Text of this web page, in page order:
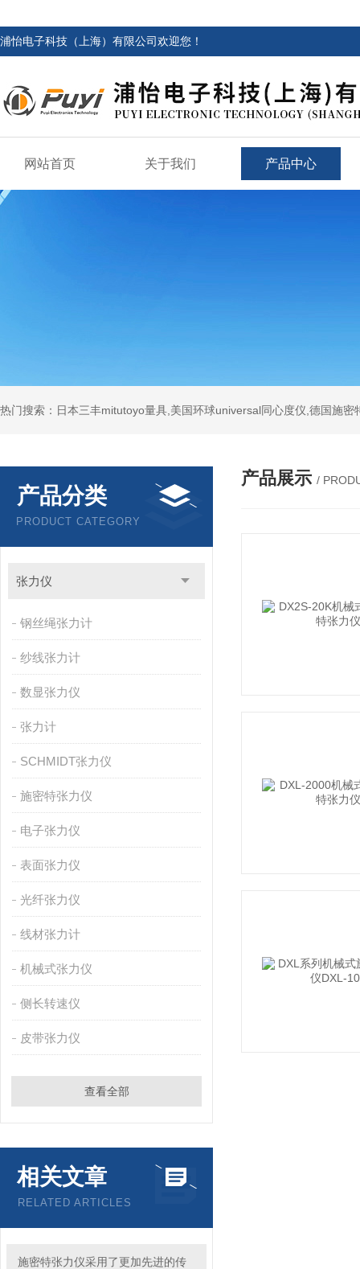
浦怡电子科技（上海）有限公司欢迎您！
网站首页 关于我们 产品中心
产品分类
PRODUCT CATEGORY
张力仪
钢丝绳张力计
纱线张力计
数显张力仪
张力计
SCHMIDT张力仪
施密特张力仪
电子张力仪
表面张力仪
光纤张力仪
线材张力计
机械式张力仪
侧长转速仪
皮带张力仪
查看全部
相关文章
RELATED ARTICLES
施密特张力仪采用了更加先进的传
产品展示 /